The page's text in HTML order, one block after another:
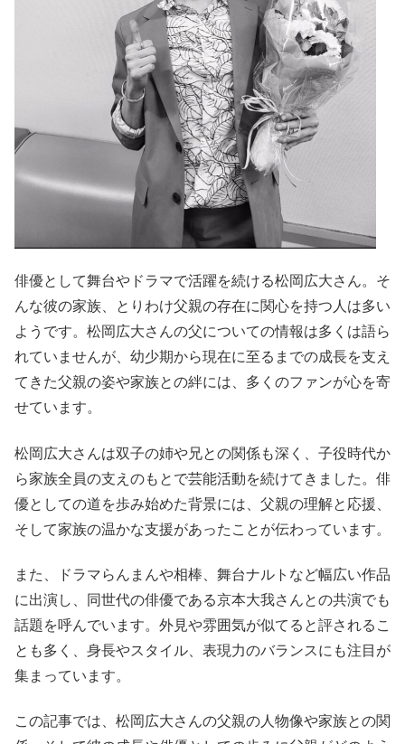
俳優として舞台やドラマで活躍を続ける松岡広大さん。そ
んな彼の家族、とりわけ父親の存在に関心を持つ人は多い
ようです。松岡広大さんの父についての情報は多くは語ら
れていませんが、幼少期から現在に至るまでの成長を支え
てきた父親の姿や家族との絆には、多くのファンが心を寄
せています。
松岡広大さんは双子の姉や兄との関係も深く、子役時代か
ら家族全員の支えのもとで芸能活動を続けてきました。俳
優としての道を歩み始めた背景には、父親の理解と応援、
そして家族の温かな支援があったことが伝わっています。
また、ドラマらんまんや相棒、舞台ナルトなど幅広い作品
に出演し、同世代の俳優である京本大我さんとの共演でも
話題を呼んでいます。外見や雰囲気が似てると評されるこ
とも多く、身長やスタイル、表現力のバランスにも注目が
集まっています。
この記事では、松岡広大さんの父親の人物像や家族との関